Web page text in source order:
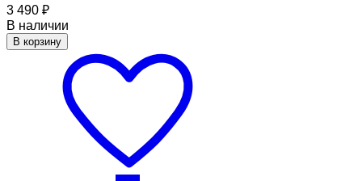
3 490 ₽
В наличии
В корзину